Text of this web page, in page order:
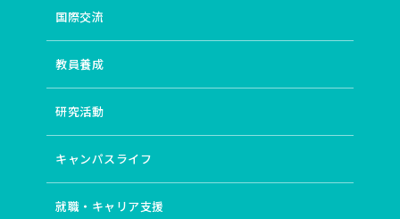
国際交流
教員養成
研究活動
キャンパスライフ
就職・キャリア支援